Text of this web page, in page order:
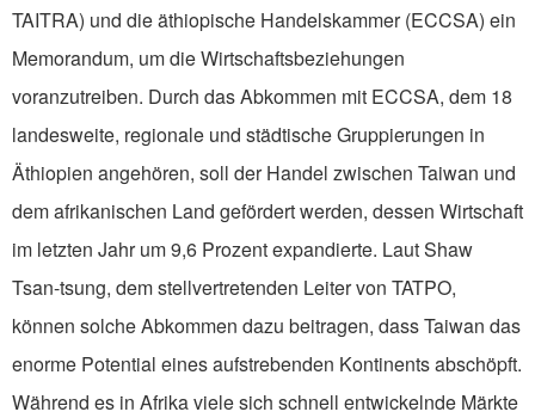
TAITRA) und die äthiopische Handelskammer (ECCSA) ein
Memorandum, um die Wirtschaftsbeziehungen
voranzutreiben. Durch das Abkommen mit ECCSA, dem 18
landesweite, regionale und städtische Gruppierungen in
Äthiopien angehören, soll der Handel zwischen Taiwan und
dem afrikanischen Land gefördert werden, dessen Wirtschaft
im letzten Jahr um 9,6 Prozent expandierte. Laut Shaw
Tsan-tsung, dem stellvertretenden Leiter von TATPO,
können solche Abkommen dazu beitragen, dass Taiwan das
enorme Potential eines aufstrebenden Kontinents abschöpft.
Während es in Afrika viele sich schnell entwickelnde Märkte